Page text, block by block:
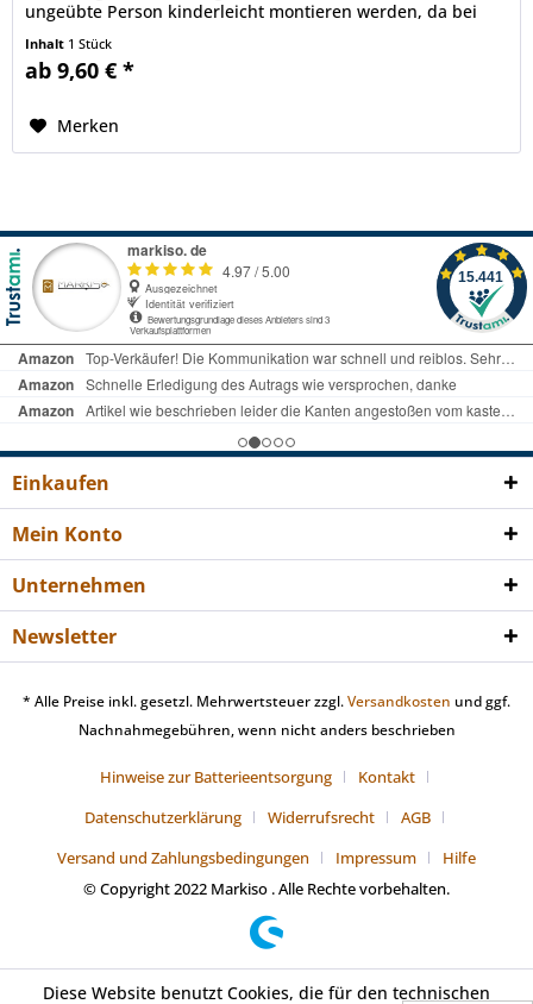
ungeübte Person kinderleicht montieren werden, da bei
Inhalt 1 Stück
ab 9,60 € *
Merken
Einkaufen
Mein Konto
Unternehmen
Newsletter
* Alle Preise inkl. gesetzl. Mehrwertsteuer zzgl.Versandkosten und ggf.
Nachnahmegebühren, wenn nicht anders beschrieben
Hinweise zur Batterieentsorgung
Kontakt
Datenschutzerklärung
Widerrufsrecht
AGB
Versand und Zahlungsbedingungen
Impressum
Hilfe
© Copyright 2022 Markiso . Alle Rechte vorbehalten.
Diese Website benutzt Cookies, die für den technischen